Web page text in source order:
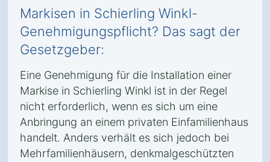
Markisen in Schierling Winkl-
Genehmigungspflicht? Das sagt der
Gesetzgeber:
Eine Genehmigung für die Installation einer
Markise in Schierling Winkl ist in der Regel
nicht erforderlich, wenn es sich um eine
Anbringung an einem privaten Einfamilienhaus
handelt. Anders verhält es sich jedoch bei
Mehrfamilienhäusern, denkmalgeschützten